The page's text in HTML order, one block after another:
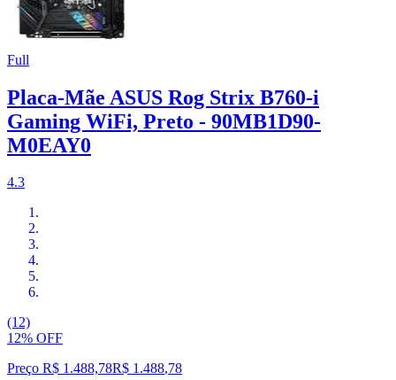
Full
Placa-Mãe ASUS Rog Strix B760-i
Gaming WiFi, Preto - 90MB1D90-
M0EAY0
4.3
(12)
12% OFF
Preço R$ 1.488,78R$ 1.488,78